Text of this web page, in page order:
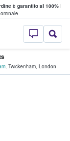
è garantito al 100%I
- Dove
, Twickenham, London